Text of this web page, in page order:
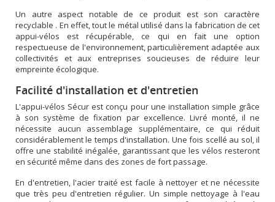
Un autre aspect notable de ce produit est son caractère
recyclable . En effet, tout le métal utilisé dans la fabrication de cet
appui-vélos est récupérable, ce qui en fait une option
respectueuse de l'environnement, particulièrement adaptée aux
collectivités et aux entreprises soucieuses de réduire leur
empreinte écologique.
Facilité d'installation et d'entretien
L'appui-vélos Sécur est conçu pour une installation simple grâce
à son système de fixation par excellence. Livré monté, il ne
nécessite aucun assemblage supplémentaire, ce qui réduit
considérablement le temps d'installation. Une fois scellé au sol, il
offre une stabilité inégalée, garantissant que les vélos resteront
en sécurité même dans des zones de fort passage.
En d'entretien, l'acier traité est facile à nettoyer et ne nécessite
que très peu d'entretien régulier. Un simple nettoyage à l'eau